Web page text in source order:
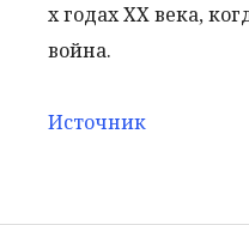
х годах ХХ века,
война.
Источник